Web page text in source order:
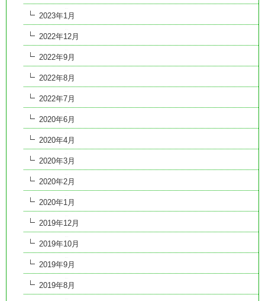
2023年1月
2022年12月
2022年9月
2022年8月
2022年7月
2020年6月
2020年4月
2020年3月
2020年2月
2020年1月
2019年12月
2019年10月
2019年9月
2019年8月